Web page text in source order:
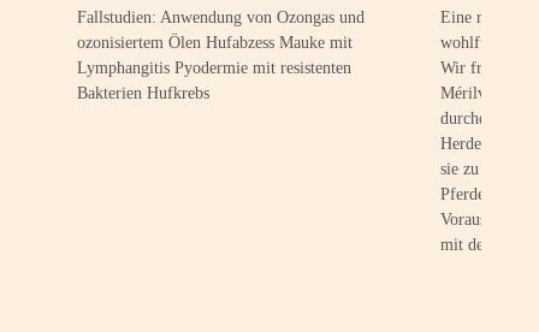
Fallstudien: Anwendung von Ozongas und
ozonisiertem Ölen Hufabzess Mauke mit
Lymphangitis Pyodermie mit resistenten
Bakterien Hufkrebs
Eine
wohlfühlen,
Wir freuen
Mérilver zu
durchdachte
Herde
sie zu
Pferden
mit dem